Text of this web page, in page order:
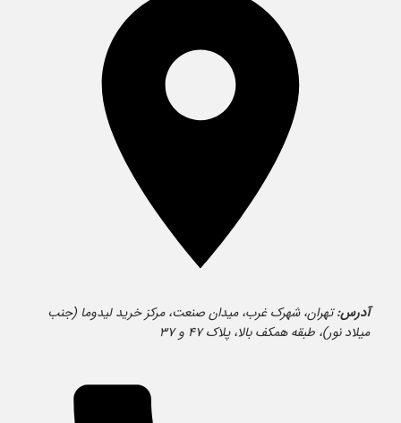
آدرس:تهران، شهرک غرب، میدان صنعت، مرکز خرید لیدوما (جنب
میلاد نور)، طبقه همکف بالا، پلاک ۴۷ و ۳۷